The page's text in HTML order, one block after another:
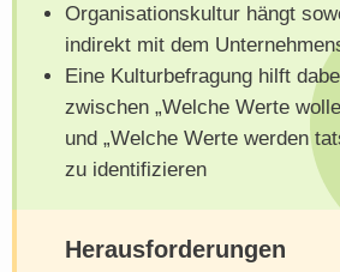
Organisationskultur hängt
indirekt mit dem
Eine Kulturbefragung hilft
zwischen „Welche Werte
und „Welche Werte werden
zu identifizieren
Herausforderungen